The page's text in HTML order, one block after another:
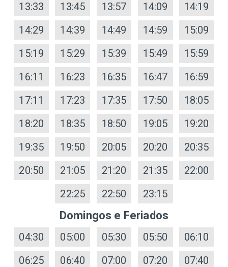
13:33 13:45 13:57 14:09
14:19
14:29
14:39 14:49 14:59
15:09
15:19
15:29 15:39 15:49
15:59
16:11
16:23 16:35 16:47
16:59
17:11
17:23 17:35 17:50
18:05
18:20
18:35 18:50 19:05
19:20
19:35
19:50 20:05 20:20
20:35
20:50
21:05 21:20 21:35
22:00
22:25
22:50 23:15
Domingos e Feriados
04:30 05:00 05:30 05:50
06:10
06:25
06:40 07:00 07:20
07:40